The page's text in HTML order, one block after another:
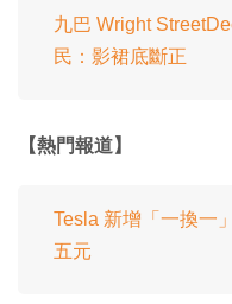
九巴 Wright
民：影裙底斷正
【熱門報道】
Tesla 新增「一換一
五元